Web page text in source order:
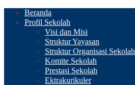
Beranda
Profil Sekolah
Visi dan Misi
Struktur Yayasan
Struktur Organisasi Sekolah
Komite Sekolah
Prestasi Sekolah
Ektrakurikuler